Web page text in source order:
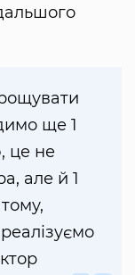
ще 1
це не
але й 1